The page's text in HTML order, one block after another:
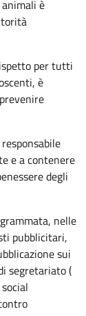
è
per tutti
è
e a contenere
degli
nelle
pubblicitari,
sui
segretariato (